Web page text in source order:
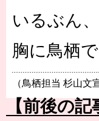
いるぶん
胸に鳥栖
（鳥栖担当 杉山文
【前後の記